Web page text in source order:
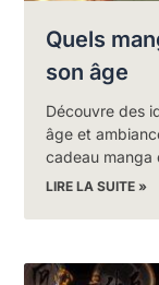
Quels
son âge
Découvre des
âge et
cadeau manga
LIRE LA SUITE »